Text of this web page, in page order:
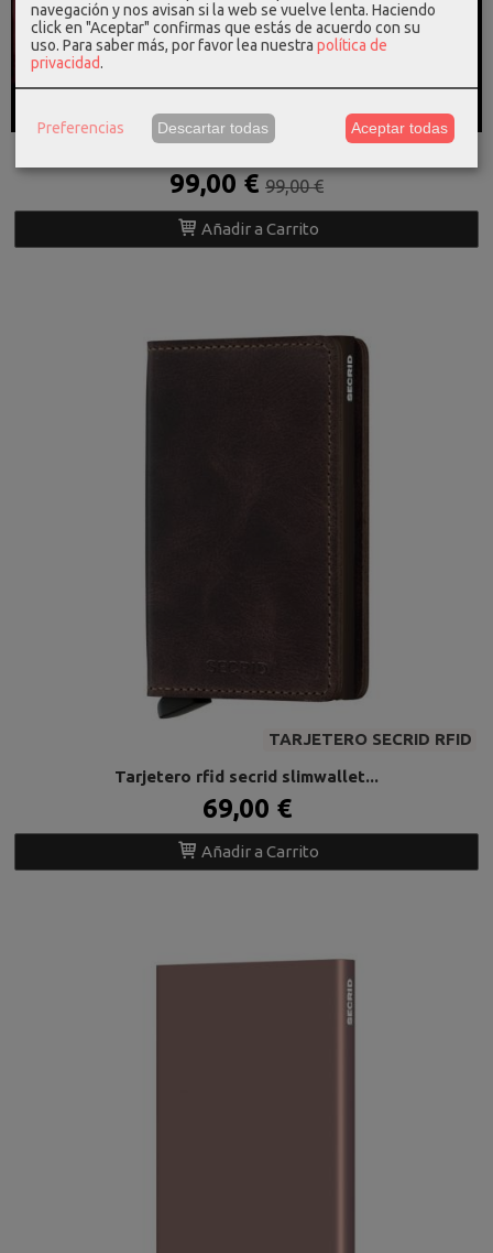
TARJETERO SECRID RFID
99,00 € 99,00 €
Añadir a Carrito
TARJETERO SECRID RFID
Tarjetero rfid secrid slimwallet...
69,00 €
Añadir a Carrito
navegación y nos avisan si la web se vuelve lenta. Haciendo
click en "Aceptar" confirmas que estás de acuerdo con su
uso. Para saber más, por favor lea nuestra política de
privacidad.
Preferencias Descartar todas Aceptar todas